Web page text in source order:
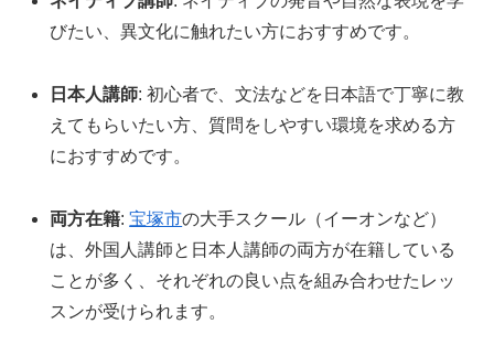
びたい、異文化に触れたい方におすすめです。
日本人講師: 初心者で、文法などを日本語で丁寧に教
えてもらいたい方、質問をしやすい環境を求める方
におすすめです。
両方在籍:宝塚市の大手スクール（イーオンなど）
は、外国人講師と日本人講師の両方が在籍している
ことが多く、それぞれの良い点を組み合わせたレッ
スンが受けられます。